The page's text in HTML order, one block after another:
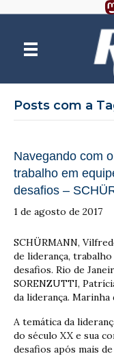
Posts com a
Navegando com
trabalho em
desafios –
1 de agosto de 2017
SCHÜRMANN,
de liderança,
desafios. Rio de
SORENZUTTI,
da liderança.
A temática da
do século XX e sua
desafios após mais